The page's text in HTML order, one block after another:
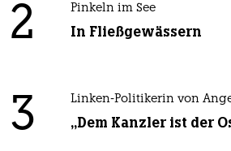
2 Pinkeln im See
In Fließgewässern
3 Linken-Politikerin von
„Dem Kanzler ist der